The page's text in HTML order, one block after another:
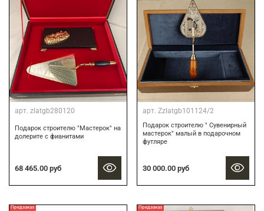
арт. zlatgb280120
Подарок строителю "Мастерок" на
долерите с фианитами
68 465.00 руб
арт. Zzlatgb101124/2
Подарок строителю " Сувенирный
мастерок" малый в подарочном
футляре
30 000.00 руб
Предзаказ Предзаказ